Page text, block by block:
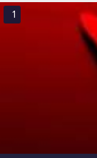
1